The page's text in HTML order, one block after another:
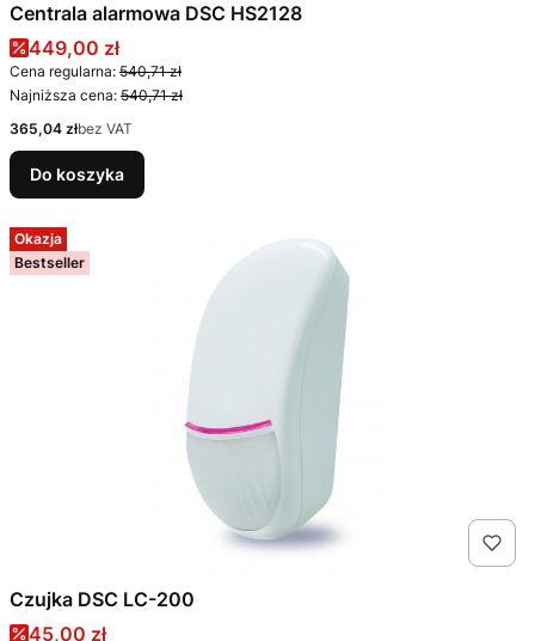
Centrala alarmowa DSC HS2128
Cena promocyjna
449,00 zł
Cena regularna: 540,71 zł
Najniższa cena: 540,71 zł
Cena
365,04 złbez VAT
Do koszyka
Okazja
Bestseller
Czujka DSC LC-200
Cena promocyjna
45,00 zł